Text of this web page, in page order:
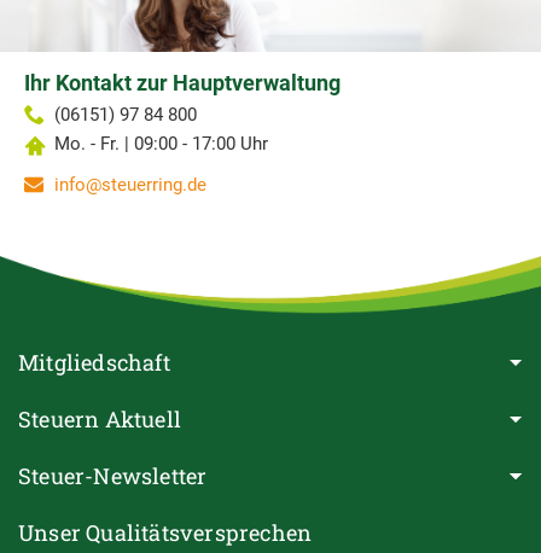
Ihr Kontakt zur Hauptverwaltung
(06151) 97 84 800
Mo. - Fr. | 09:00 - 17:00 Uhr
info@steuerring.de
Mitgliedschaft
Steuern Aktuell
Steuer-Newsletter
Unser Qualitätsversprechen